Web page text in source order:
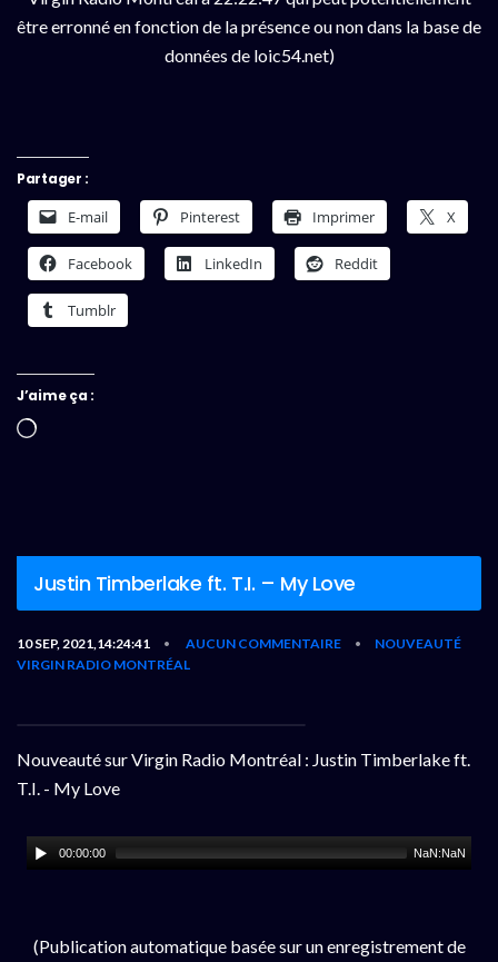
être erronné en fonction de la présence ou non dans la base de
données de loic54.net)
Partager :
E-mail Pinterest Imprimer X
Facebook LinkedIn Reddit
Tumblr
J’aime ça :
Chargement…
Justin Timberlake ft. T.I. – My Love
10 SEP, 2021,14:24:41 • AUCUN COMMENTAIRE •
NOUVEAUTÉ
VIRGIN RADIO MONTRÉAL
Nouveauté sur Virgin Radio Montréal : Justin Timberlake ft.
T.I. - My Love
00:00:00 NaN:NaN
(Publication automatique basée sur un enregistrement de